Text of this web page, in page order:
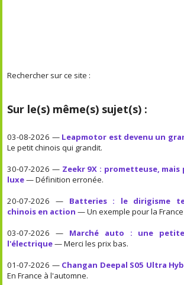
Rechercher sur ce site :
Sur le(s) même(s) sujet(s) :
03-08-2026 — Leapmotor est devenu un
Le petit chinois qui grandit.
30-07-2026 — Zeekr 9X : prometteuse,
luxe— Définition erronée.
20-07-2026 — Batteries : le dirigisme
chinois en action — Un exemple pour la France
03-07-2026 — Marché auto : une
l'électrique— Merci les prix bas.
01-07-2026 — Changan Deepal S05 Ultra
En France à l'automne.